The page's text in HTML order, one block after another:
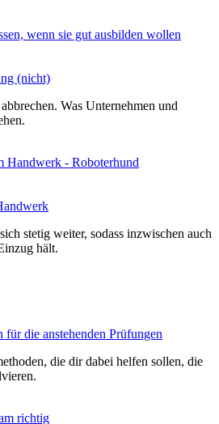
(nicht)
Was Unternehmen und
stetig weiter, sodass inzwischen auch
hält.
die anstehenden Prüfungen
die dir dabei helfen sollen, die